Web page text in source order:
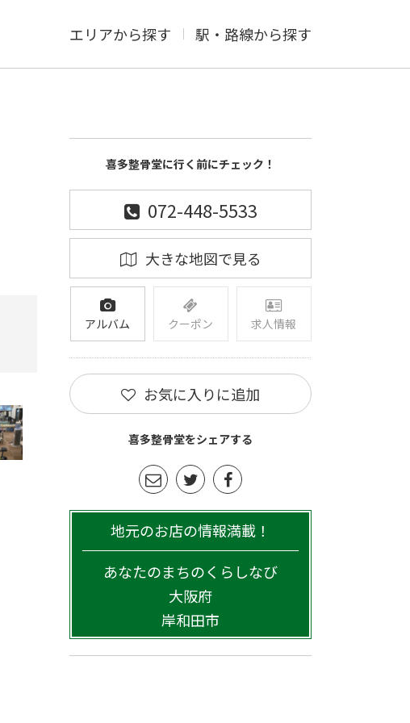
エリアから探す 駅・路線から探す
喜多整骨堂に行く前にチェック！
072-448-5533
大きな地図で見る
アルバム クーポン 求人情報
お気に入りに追加
喜多整骨堂をシェアする
地元のお店の情報満載！
あなたのまちのくらしなび
大阪府
岸和田市